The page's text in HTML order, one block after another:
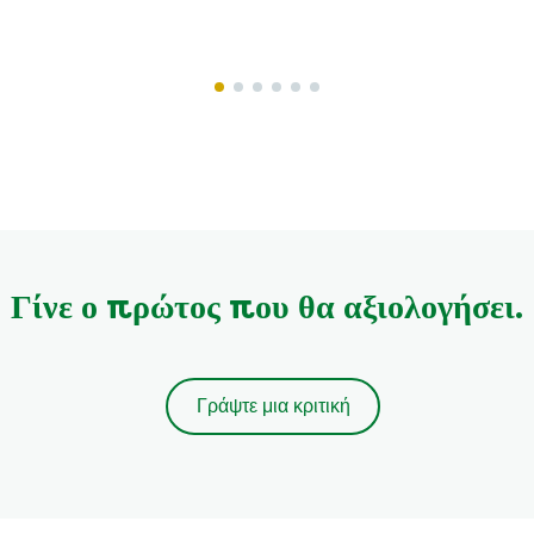
Γίνε ο πρώτος που θα αξιολογήσει.
Γράψτε μια κριτική